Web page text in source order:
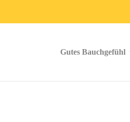
Gutes Bauchgefühl